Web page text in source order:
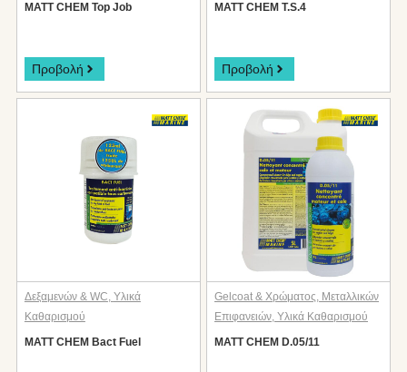
MATT CHEM Top Job
Προβολή
MATT CHEM T.S.4
Προβολή
Δεξαμενών & WC, Υλικά
Καθαρισμού
MATT CHEM Bact Fuel
Gelcoat & Χρώματος, Μεταλλικών
Επιφανειών, Υλικά Καθαρισμού
MATT CHEM D.05/11